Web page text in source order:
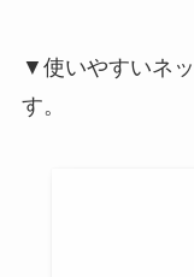
▼使いやすいネ
す。